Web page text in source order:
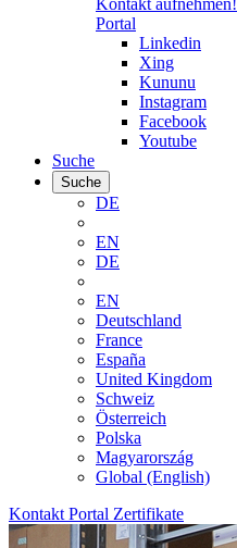
Kontakt aufnehmen!
Portal
Linkedin
Xing
Kununu
Instagram
Facebook
Youtube
Suche
Suche
DE
EN
DE
EN
Deutschland
France
España
United Kingdom
Schweiz
Österreich
Polska
Magyarország
Global (English)
Kontakt Portal Zertifikate